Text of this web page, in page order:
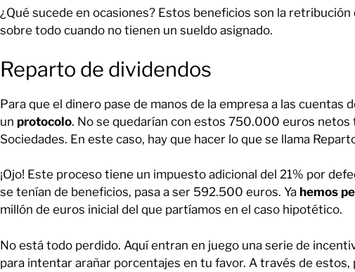
¿Qué sucede en ocasiones? Estos beneficios son la
sobre todo cuando no tienen un sueldo asignado.
Reparto de dividendos
Para que el dinero pase de manos de la empresa a las cuentas
un protocolo. No se quedarían con estos 750.000 euros
Sociedades. En este caso, hay que hacer lo que se llama
¡Ojo! Este proceso tiene un impuesto adicional del 21% por
se tenían de beneficios, pasa a ser 592.500 euros. Ya hemos
millón de euros inicial del que partíamos en el caso hipotético.
No está todo perdido. Aquí entran en juego una serie de
para intentar arañar porcentajes en tu favor. A través de